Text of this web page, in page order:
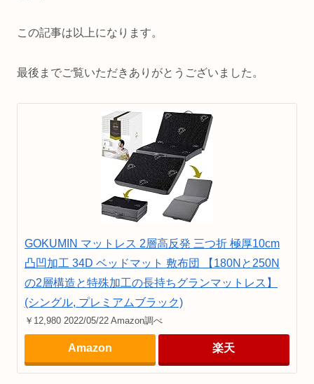
この記事は以上になります。
最後までご覧いただきありがとうございました。
GOKUMIN マットレス 2層高反発 三つ折 極厚10cm
凸凹加工 34D ベッドマット 敷布団 【180Nと250N
の2層構造と特殊加工の長持ちグランマットレス】
(シングル, プレミアムブラック)
￥12,980 2022/05/22 Amazon調べ
Amazon 楽天